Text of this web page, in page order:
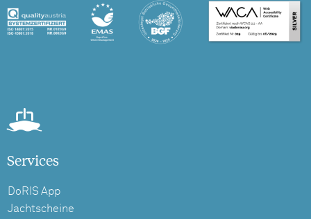
Services
DoRIS App
Jachtscheine